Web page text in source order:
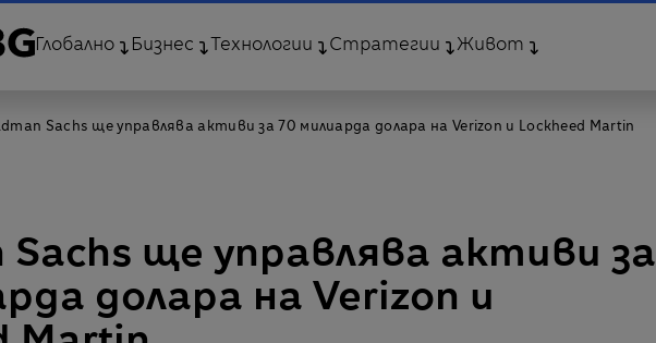
Глобално Бизнес Технологии Стратегии Живот
Sachs ще управлява активи за 70 милиарда долара на Verizon и Lockheed Martin
Sachs ще управлява активи за
долара на Verizon и